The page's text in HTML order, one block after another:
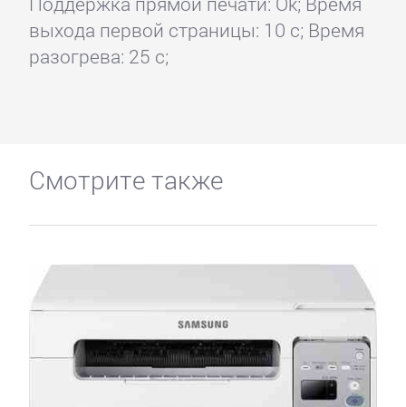
выхода первой страницы: 10 с; Время
разогрева: 25 с;
Смотрите также